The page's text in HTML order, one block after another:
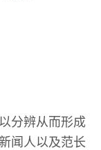
分辨从而形成
闻人以及范长